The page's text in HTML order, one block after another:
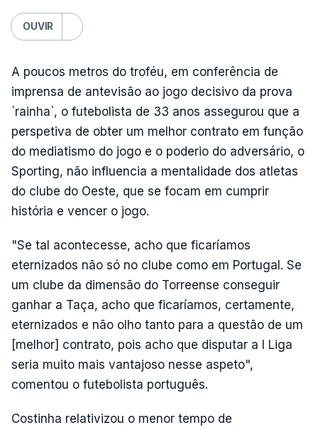
OUVIR
A poucos metros do troféu, em conferência de
imprensa de antevisão ao jogo decisivo da prova
`rainha`, o futebolista de 33 anos assegurou que a
perspetiva de obter um melhor contrato em função
do mediatismo do jogo e o poderio do adversário, o
Sporting, não influencia a mentalidade dos atletas
do clube do Oeste, que se focam em cumprir
história e vencer o jogo.
"Se tal acontecesse, acho que ficaríamos
eternizados não só no clube como em Portugal. Se
um clube da dimensão do Torreense conseguir
ganhar a Taça, acho que ficaríamos, certamente,
eternizados e não olho tanto para a questão de um
[melhor] contrato, pois acho que disputar a I Liga
seria muito mais vantajoso nesse aspeto",
comentou o futebolista português.
Costinha relativizou o menor tempo de